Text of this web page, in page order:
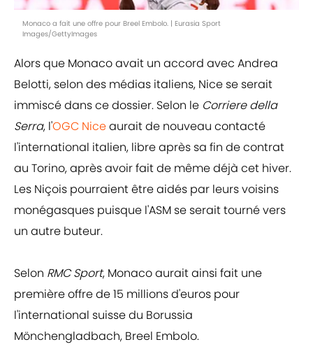
Monaco a fait une offre pour Breel Embolo. | Eurasia Sport
Images/GettyImages
Alors que Monaco avait un accord avec Andrea
Belotti, selon des médias italiens, Nice se serait
immiscé dans ce dossier. Selon le Corriere della
Serra, l'OGC Niceaurait de nouveau contacté
l'international italien, libre après sa fin de contrat
au Torino, après avoir fait de même déjà cet hiver.
Les Niçois pourraient être aidés par leurs voisins
monégasques puisque l'ASM se serait tourné vers
un autre buteur.
Selon RMC Sport, Monaco aurait ainsi fait une
première offre de 15 millions d'euros pour
l'international suisse du Borussia
Mönchengladbach, Breel Embolo.